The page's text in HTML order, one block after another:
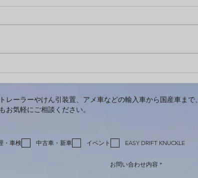
PV撮影でRVグラウンド那須さ
んへ
レーラーやけん引装置、アメ車などの輸入車から国産車まで、
お気軽にご相談ください。
・車検 中古車・新車 イベント EASY DRIFT KNUCKLE
お問い合わせ内容